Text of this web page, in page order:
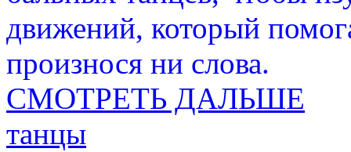
движений, который
произнося ни слова.
СМОТРЕТЬ ДАЛЬШЕ
танцы